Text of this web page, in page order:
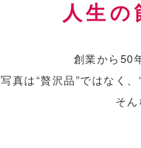
人生
創業から50
写真は“贅沢品”ではなく、
そ